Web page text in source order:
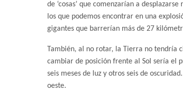
de ‘cosas’ que comenzarían a
los que podemos encontrar en una
gigantes que barrerían más de 27
También, al no rotar, la Tierra no tendría
cambiar de posición frente al Sol sería el
seis meses de luz y otros seis de
oeste.